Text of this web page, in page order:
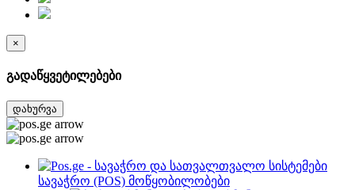
×
გადაწყვეტილებები
დახურვა
სავაჭრო (POS) მოწყობილობები